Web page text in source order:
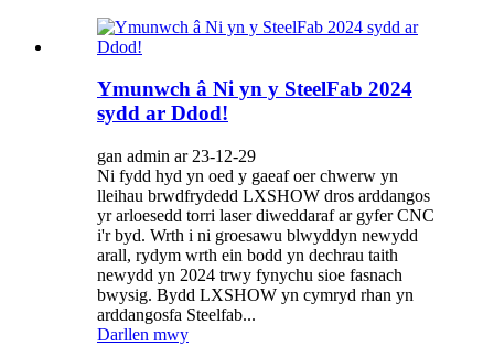
Ymunwch â Ni yn y SteelFab 2024
sydd ar Ddod!
gan admin ar 23-12-29
Ni fydd hyd yn oed y gaeaf oer chwerw yn
lleihau brwdfrydedd LXSHOW dros arddangos
yr arloesedd torri laser diweddaraf ar gyfer CNC
i'r byd. Wrth i ni groesawu blwyddyn newydd
arall, rydym wrth ein bodd yn dechrau taith
newydd yn 2024 trwy fynychu sioe fasnach
bwysig. Bydd LXSHOW yn cymryd rhan yn
arddangosfa Steelfab...
Darllen mwy